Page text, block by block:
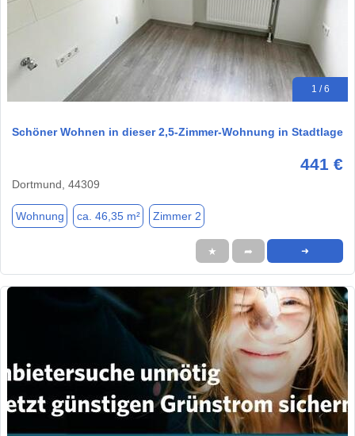
1 / 6
Schöner Wohnen in dieser 2,5-Zimmer-Wohnung in Stadtlage
441 €
Dortmund, 44309
Wohnung ca. 46,35 m² Zimmer 2
★ ➦ ➜